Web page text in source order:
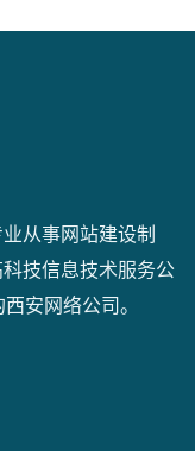
从事网站建设制
技信息技术服务公
安网络公司。